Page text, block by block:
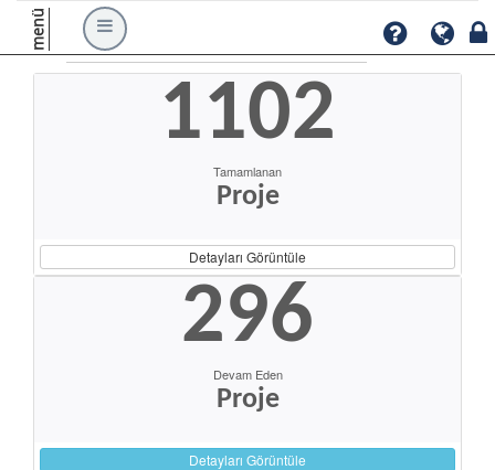
menü
1102
Tamamlanan
Proje
Detayları Görüntüle
296
Devam Eden
Proje
Detayları Görüntüle